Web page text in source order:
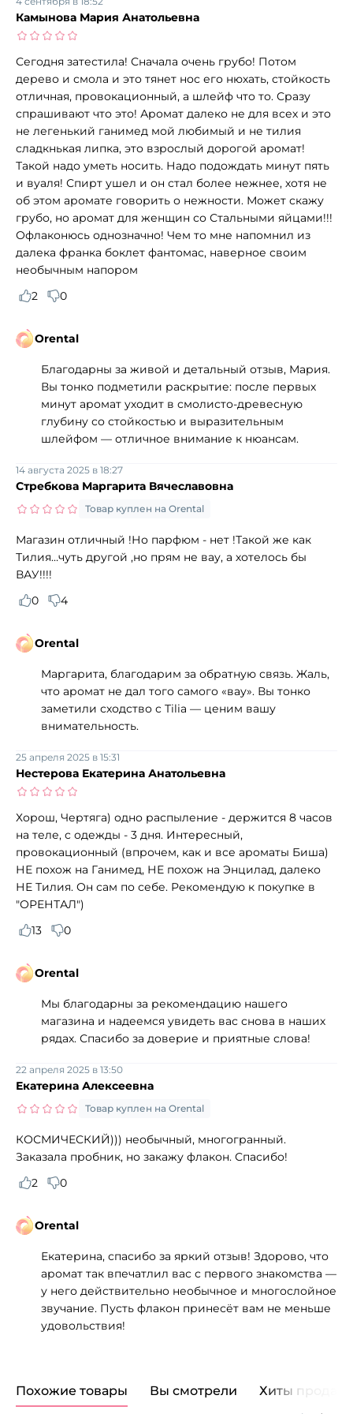
Камынова Мария Анатольевна
Сегодня затестила! Сначала очень грубо! Потом
дерево и смола и это тянет нос его нюхать, стойкость
отличная, провокационный, а шлейф что то. Сразу
спрашивают что это! Аромат далеко не для всех и это
не легенький ганимед мой любимый и не тилия
сладкнькая липка, это взрослый дорогой аромат!
Такой надо уметь носить. Надо подождать минут пять
и вуаля! Спирт ушел и он стал более нежнее, хотя не
об этом аромате говорить о нежности. Может скажу
грубо, но аромат для женщин со Стальными яйцами!!!
Офлаконюсь однозначно! Чем то мне напомнил из
далека франка боклет фантомас, наверное своим
необычным напором
2
0
Orental
Благодарны за живой и детальный отзыв, Мария.
Вы тонко подметили раскрытие: после первых
минут аромат уходит в смолисто‑древесную
глубину со стойкостью и выразительным
шлейфом — отличное внимание к нюансам.
Стребкова Маргарита Вячеславовна
14 августа 2025 в 18:27
Товар куплен на Orental
Магазин отличный !Но парфюм - нет !Такой же как
Тилия…чуть другой ,но прям не вау, а хотелось бы
ВАУ!!!!
0
4
Orental
Маргарита, благодарим за обратную связь. Жаль,
что аромат не дал того самого «вау». Вы тонко
заметили сходство с Tilia — ценим вашу
внимательность.
Нестерова Екатерина Анатольевна
25 апреля 2025 в 15:31
Хорош, Чертяга) одно распыление - держится 8 часов
на теле, с одежды - 3 дня. Интересный,
провокационный (впрочем, как и все ароматы Биша)
НЕ похож на Ганимед, НЕ похож на Энцилад, далеко
НЕ Тилия. Он сам по себе. Рекомендую к покупке в
"ОРЕНТАЛ")
13
0
Orental
Мы благодарны за рекомендацию нашего
магазина и надеемся увидеть вас снова в наших
рядах. Спасибо за доверие и приятные слова!
Екатерина Алексеевна
22 апреля 2025 в 13:50
Товар куплен на Orental
КОСМИЧЕСКИЙ))) необычный, многогранный.
Заказала пробник, но закажу флакон. Спасибо!
2
0
Orental
Екатерина, спасибо за яркий отзыв! Здорово, что
аромат так впечатлил вас с первого знакомства —
у него действительно необычное и многослойное
звучание. Пусть флакон принесёт вам не меньше
удовольствия!
Похожие товары Вы смотрели Хиты продаж